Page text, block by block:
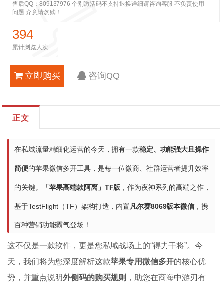
售后QQ：809137976 个别激活码不支持退换详细请咨询客服 不负责使用
问题 介意请勿购！
394
累计浏览人次
立即购买 咨询QQ
正文
在私域流量精细化运营的今天，拥有一款稳定、功能强大且操作
简便的苹果微信多开工具，是每一位微商、社群运营者提升效率
的关键。 「苹果高端款阿离」TF版 ，作为夜神系列的高端之作，
基于TestFlight（TF）架构打造，内置凡尔赛8069版本微信 ，携
百种营销功能霸气登场！
这不仅是一款软件，更是您私域战场上的“得力干将”。今
天，我们将为您深度解析这款苹果专用微信多开的核心优
势，并重点说明外侧码的购买规则 ，助您在商海中游刃有